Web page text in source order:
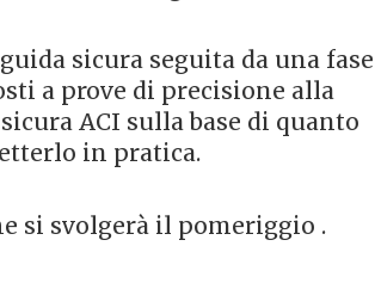
sicura seguita da una fase
a prove di precisione alla
ACI sulla base di quanto
in pratica.
si svolgerà il pomeriggio .